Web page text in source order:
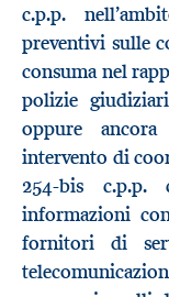
c.p.p.
preventivi sulle
consuma nel
polizie
oppure
intervento di
254-bis c.p.p.
informazioni
fornitori di